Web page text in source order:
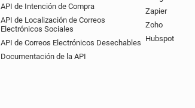
API de Intención de Compra
API de Localización de Correos
Electrónicos Sociales
API de Correos Electrónicos Desechables
Documentación de la API
Zapier
Zoho
Hubspot